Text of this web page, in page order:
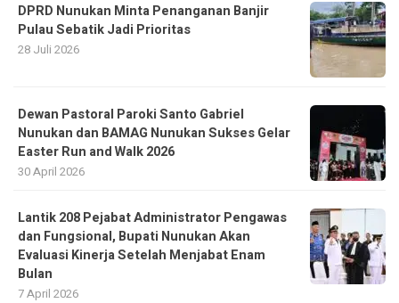
DPRD Nunukan Minta Penanganan Banjir
Pulau Sebatik Jadi Prioritas
28 Juli 2026
Dewan Pastoral Paroki Santo Gabriel
Nunukan dan BAMAG Nunukan Sukses Gelar
Easter Run and Walk 2026
30 April 2026
Lantik 208 Pejabat Administrator Pengawas
dan Fungsional, Bupati Nunukan Akan
Evaluasi Kinerja Setelah Menjabat Enam
Bulan
7 April 2026